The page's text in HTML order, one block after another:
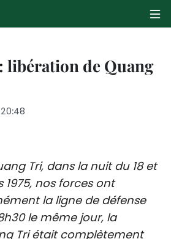
: libération de Quang
Tri, dans la nuit du 18 et
1975, nos forces ont
la ligne de défense
le même jour, la
Tri était complètement